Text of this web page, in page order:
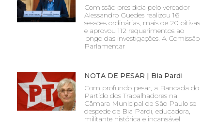
Comissão presidida pelo vereador
Alessandro Guedes realizou 16
sessões ordinárias, mais de 20 oitivas
e aprovou 112 requerimentos ao
longo das investigações. A Comissão
Parlamentar
NOTA DE PESAR | Bia Pardi
Com profundo pesar, a Bancada do
Partido dos Trabalhadores na
Câmara Municipal de São Paulo se
despede de Bia Pardi, educadora,
militante histórica e incansável